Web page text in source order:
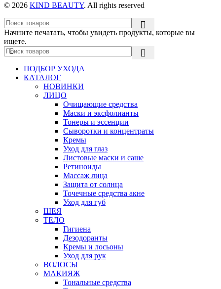
© 2026 KIND BEAUTY. All rights reserved
Начните печатать, чтобы увидеть продукты, которые вы
ищете.
ПОДБОР УХОДА
КАТАЛОГ
НОВИНКИ
ЛИЦО
Очищающие средства
Маски и эксфолианты
Тонеры и эссенции
Сыворотки и концентраты
Кремы
Уход для глаз
Листовые маски и саше
Ретиноиды
Массаж лица
Защита от солнца
Точечные средства акне
Уход для губ
ШЕЯ
ТЕЛО
Гигиена
Дезодоранты
Кремы и лосьоны
Уход для рук
ВОЛОСЫ
МАКИЯЖ
Тональные средства